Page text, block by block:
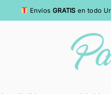
EnvíosGRATIS en todo